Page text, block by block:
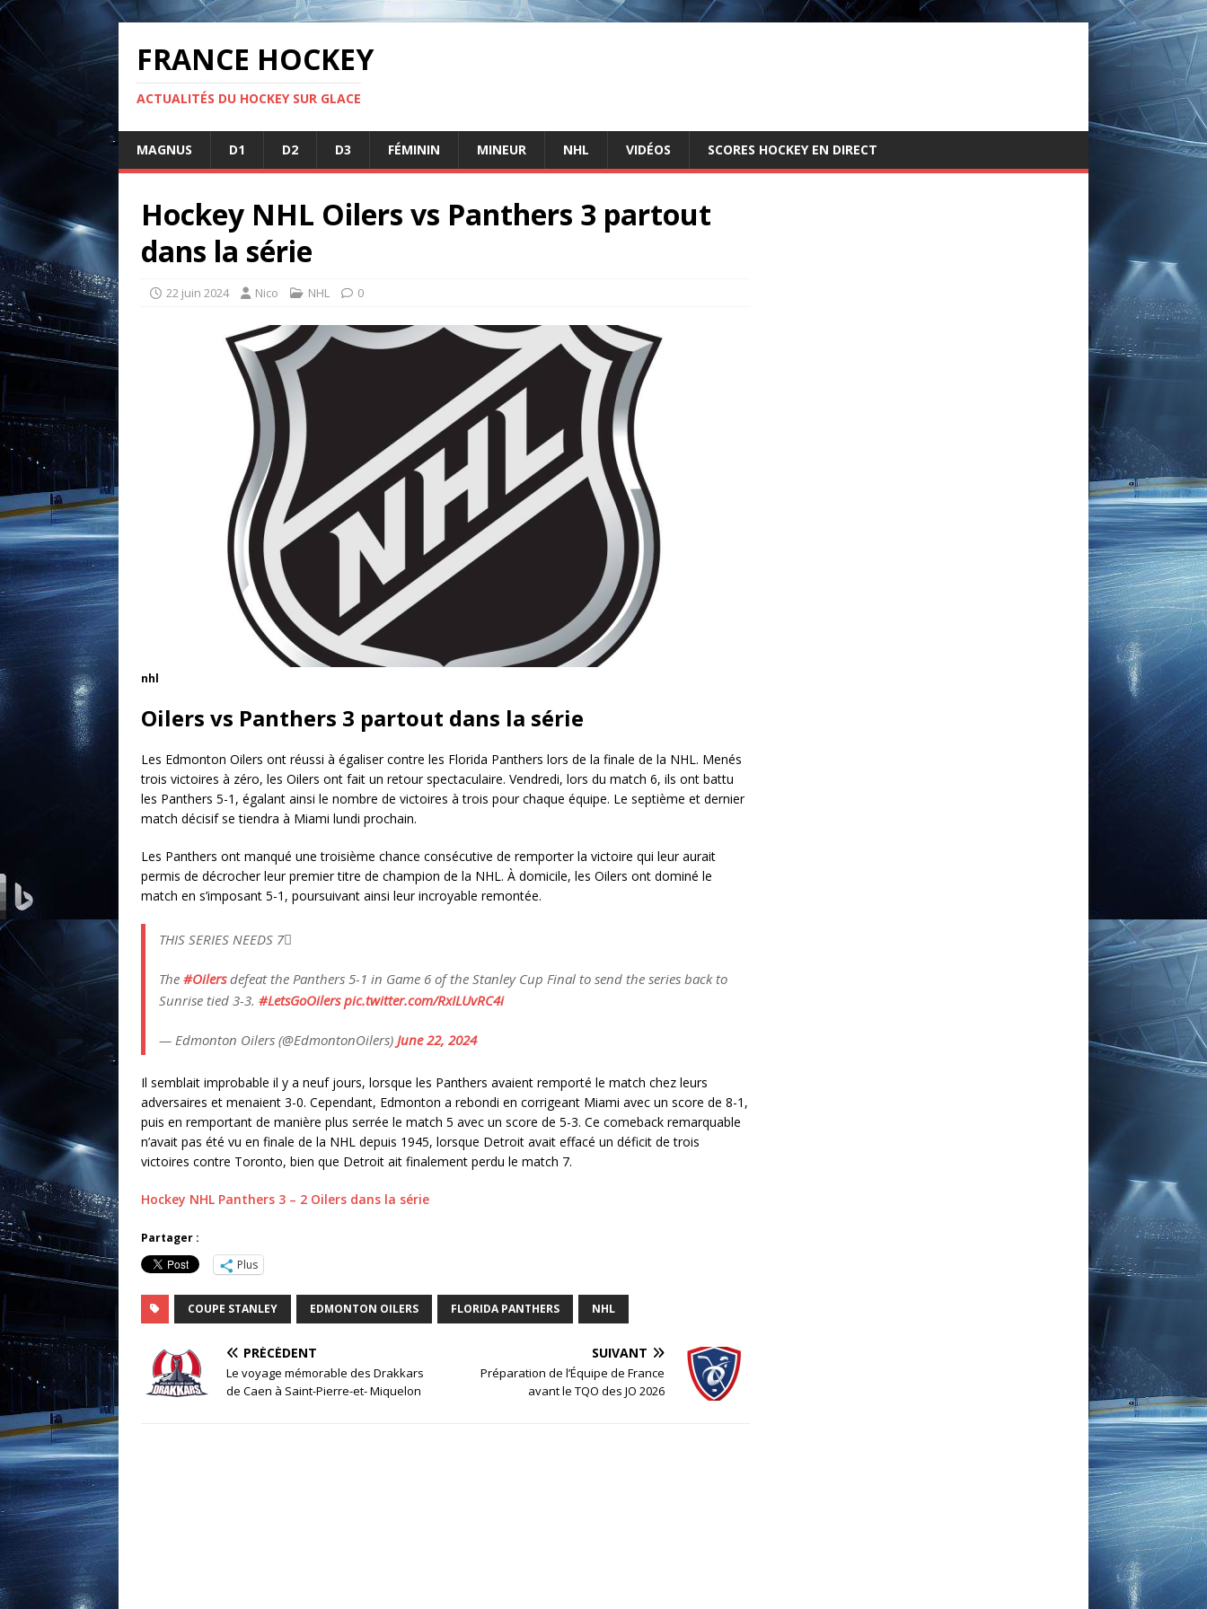
FRANCE HOCKEY
ACTUALITÉS DU HOCKEY SUR GLACE
MAGNUS D1 D2 D3 FÉMININ MINEUR NHL VIDÉOS SCORES HOCKEY EN DIRECT
Hockey NHL Oilers vs Panthers 3 partout
dans la série
22 juin 2024 Nico NHL 0
nhl
Oilers vs Panthers 3 partout dans la série
Les Edmonton Oilers ont réussi à égaliser contre les Florida Panthers lors de la finale de la NHL. Menés
trois victoires à zéro, les Oilers ont fait un retour spectaculaire. Vendredi, lors du match 6, ils ont battu
les Panthers 5-1, égalant ainsi le nombre de victoires à trois pour chaque équipe. Le septième et dernier
match décisif se tiendra à Miami lundi prochain.
Les Panthers ont manqué une troisième chance consécutive de remporter la victoire qui leur aurait
permis de décrocher leur premier titre de champion de la NHL. À domicile, les Oilers ont dominé le
match en s’imposant 5-1, poursuivant ainsi leur incroyable remontée.
THIS SERIES NEEDS 7⃣
The #Oilersdefeat the Panthers 5-1 in Game 6 of the Stanley Cup Final to send the series back to
Sunrise tied 3-3. #LetsGoOilers pic.twitter.com/RxILUvRC4i
— Edmonton Oilers (@EdmontonOilers) June 22, 2024
Il semblait improbable il y a neuf jours, lorsque les Panthers avaient remporté le match chez leurs
adversaires et menaient 3-0. Cependant, Edmonton a rebondi en corrigeant Miami avec un score de 8-1,
puis en remportant de manière plus serrée le match 5 avec un score de 5-3. Ce comeback remarquable
n’avait pas été vu en finale de la NHL depuis 1945, lorsque Detroit avait effacé un déficit de trois
victoires contre Toronto, bien que Detroit ait finalement perdu le match 7.
Hockey NHL Panthers 3 – 2 Oilers dans la série
Partager :
Plus
COUPE STANLEY EDMONTON OILERS FLORIDA PANTHERS NHL
PRÉCÉDENT
Le voyage mémorable des Drakkars
de Caen à Saint-Pierre-et- Miquelon
SUIVANT
Préparation de l’Équipe de France
avant le TQO des JO 2026